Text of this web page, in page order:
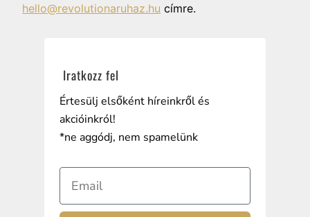
hello@revolutionaruhaz.hu címre.
Iratkozz fel
Értesülj elsőként híreinkről és
akcióinkról!
*ne aggódj, nem spamelünk